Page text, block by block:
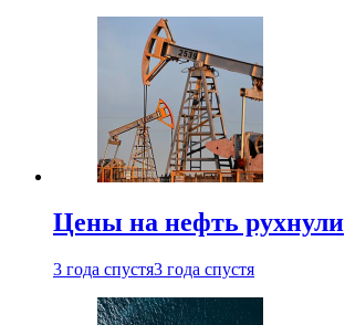
Цены на нефть рухнули
3 года спустя3 года спустя